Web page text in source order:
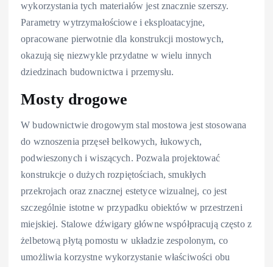
wykorzystania tych materiałów jest znacznie szerszy.
Parametry wytrzymałościowe i eksploatacyjne,
opracowane pierwotnie dla konstrukcji mostowych,
okazują się niezwykle przydatne w wielu innych
dziedzinach budownictwa i przemysłu.
Mosty drogowe
W budownictwie drogowym stal mostowa jest stosowana
do wznoszenia przęseł belkowych, łukowych,
podwieszonych i wiszących. Pozwala projektować
konstrukcje o dużych rozpiętościach, smukłych
przekrojach oraz znacznej estetyce wizualnej, co jest
szczególnie istotne w przypadku obiektów w przestrzeni
miejskiej. Stalowe dźwigary główne współpracują często z
żelbetową płytą pomostu w układzie zespolonym, co
umożliwia korzystne wykorzystanie właściwości obu